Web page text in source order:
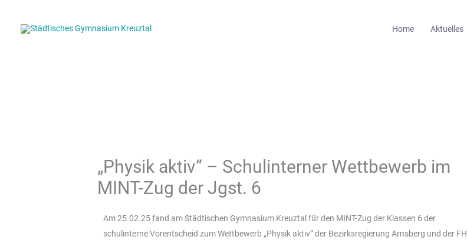
Home Aktuelles
„Physik aktiv“ – Schulinterner Wettbewerb im
MINT-Zug der Jgst. 6
Am 25.02.25 fand am Städtischen Gymnasium Kreuztal für den MINT-Zug der Klassen 6 der
schulinterne Vorentscheid zum Wettbewerb „Physik aktiv“ der Bezirksregierung Arnsberg und der FH